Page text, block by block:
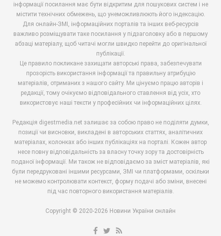
інформації посилання має бути відкритим для пошукових систем і не
містити технічних обмежень, що унеможливлюють його індексацію.
Для онлайн-ЗМІ, інформаційних порталів та інших веб-ресурсів
важливо розміщувати таке посилання у підзаголовку або в першому
абзаці матеріалу, щоб читачі могли швидко перейти до оригінальної
публікації.
Це правило покликане захищати авторські права, забезпечувати
прозорість використання інформації та правильну атрибуцію
матеріалів, отриманих з нашого сайту. Ми цінуємо працю авторів і
редакції, тому очікуємо відповідального ставлення від усіх, хто
використовує наші тексти у професійних чи інформаційних цілях.
Редакція digestmedia.net залишає за собою право не поділяти думки,
позиції чи висновки, викладені в авторських статтях, аналітичних
матеріалах, колонках або інших публікаціях на порталі. Кожен автор
несе повну відповідальність за власну точку зору та достовірність
поданої інформації. Ми також не відповідаємо за зміст матеріалів, які
були передруковані іншими ресурсами, ЗМІ чи платформами, оскільки
не можемо контролювати контекст, форму подачі або зміни, внесені
під час повторного використання матеріалів.
Copyright © 2020-2026 Новини України онлайн